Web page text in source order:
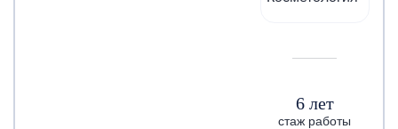
6 лет
стаж работы